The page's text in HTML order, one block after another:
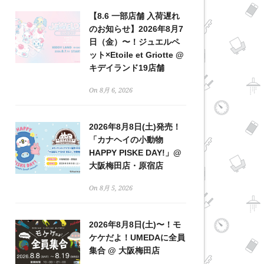
【8.6 一部店舗 入荷遅れ
のお知らせ】2026年8月7
日（金）〜！ジュエルペ
ット×Etoile et Griotte @
キデイランド19店舗
On 8月 6, 2026
2026年8月8日(土)発売！
「カナヘイの小動物
HAPPY PISKE DAY!」@
大阪梅田店・原宿店
On 8月 5, 2026
2026年8月8日(土)〜！モ
ケケだよ！UMEDAに全員
集合 @ 大阪梅田店